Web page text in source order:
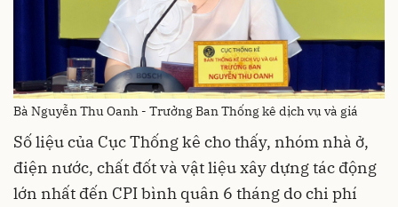
Bà Nguyễn Thu Oanh - Trưởng Ban Thống kê dịch vụ và giá
Số liệu của Cục Thống kê cho thấy, nhóm nhà ở,
điện nước, chất đốt và vật liệu xây dựng tác động
lớn nhất đến CPI bình quân 6 tháng do chi phí